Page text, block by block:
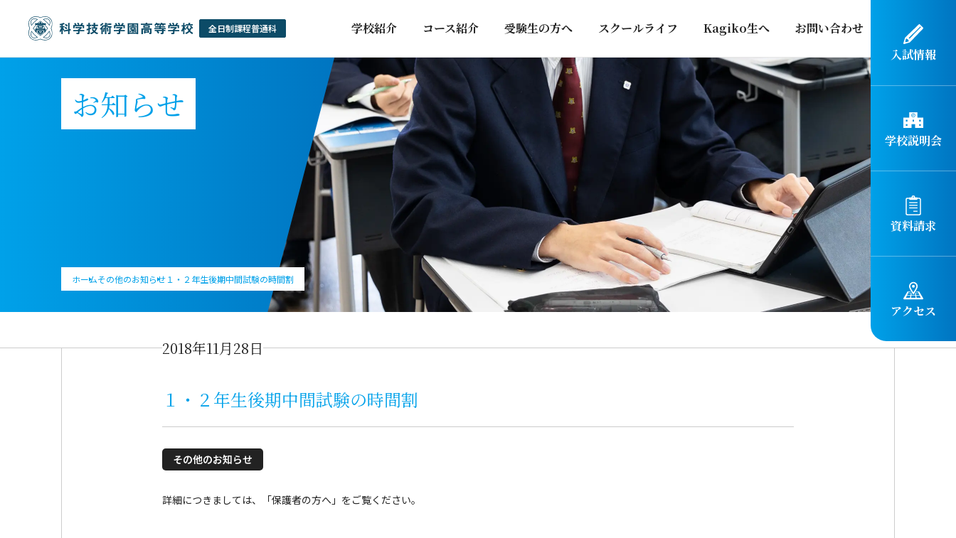
入試情報
学校説明会
資料請求
アクセス
学校紹介 コース紹介 受験生の方へ スクールライフ Kagiko生へ お問い合わせ
お知らせ
ホームその他のお知らせ１・２年生後期中間試験の時間割
2018年11月28日
１・２年生後期中間試験の時間割
その他のお知らせ
詳細につきましては、「保護者の方へ」をご覧ください。